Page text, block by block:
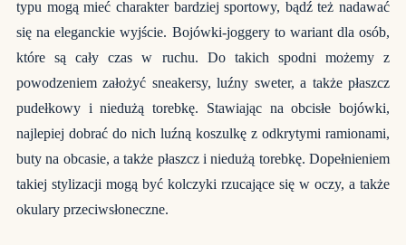
typu mogą mieć charakter bardziej sportowy, bądź też nadawać
się na eleganckie wyjście. Bojówki-joggery to wariant dla osób,
które są cały czas w ruchu. Do takich spodni możemy z
powodzeniem założyć sneakersy, luźny sweter, a także płaszcz
pudełkowy i niedużą torebkę. Stawiając na obcisłe bojówki,
najlepiej dobrać do nich luźną koszulkę z odkrytymi ramionami,
buty na obcasie, a także płaszcz i niedużą torebkę. Dopełnieniem
takiej stylizacji mogą być kolczyki rzucające się w oczy, a także
okulary przeciwsłoneczne.